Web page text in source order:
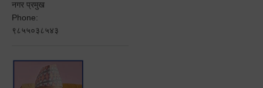
नगर प्रमुख
Phone:
९८५५०३८५४३